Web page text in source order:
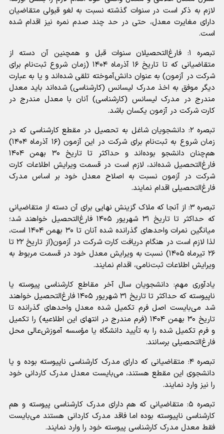
لازم به ذکر است در سنوات گذشته نسبت به لغو قبولی متقاضیان
دارای مغایرت معدل، حتی در حد چند صدم نمره نیز اقدام شده
است.
تبصره ‌۱: فارغ‌التحصیلان سنوات قبل و همچنین آن دسته از
متقاضیانی که تا تاریخ ۱۶ آذرماه ۱۴۰۴ (زمان شروع ثبت‌نام برای
شرکت در آزمون) به عنوان دانش‌آموخته تلقی شده‌اند و یا به عبارت
دیگر موفق به اخذ مدرک لیسانس (کارشناسی) شده‌اند باید معدل‌
مندرج‌ در مدرک‌ لیسانس ‌(کارشناسی) آنان با معدل مندرج در
کارت شرکت در آزمون یکسان باشد.
تبصره ‌۲: دانشجویان‌ شاغل‌ به‌ تحصیل‌ در مقطع کارشناسی که در
زمان شروع به ثبت‌نام برای شرکت در این آزمون (۱۶ آذرماه ۱۴۰۴)
هم‌چنان دانشجو بوده‌اند و حداکثر تا تاریخ ۳۰ بهمن ۱۴۰۴
فارغ‌التحصیل شده‌اند، لازم است در قسمت ویرایش اطلاعات کارت
شرکت در آزمون نسبت به اصلاح معدل خود بر اساس مدرک
فارغ‌التحصیلی اقدام نمایند.
تبصره ۳: از آنجا که ملاک گزینش نهایی برای آن دسته از متقاضیانی
که حداکثر تا تاریخ ۳۱ شهریور ۱۴۰۵ فارغ‌التحصیل خواهند شد؛
میانگین نمرات واحدهای گذرانده شده آنان تا ۳۰ بهمن ۱۴۰۴ است،
لذا لازم است در هنگام دریافت کارت شرکت در آزمون(از تاریخ ۲۲ تا
۲۶ تیرماه ۱۴۰۵) نسبت به ویرایش معدل خود در قسمت مربوط به
ویرایش اطلاعات ثبت‌نامی، اقدام نمایند.
یادآوری مهم: دانشجویان سال آخر مقاطع کارشناسی پیوسته یا
ناپیوسته که حداکثر تا تاریخ ۳۱ شهریور ۱۴۰۵ فارغ‌التحصیل خواهند
شد می‌بایست اصل فرم تکمیل شده معدل واحدهای گذرانده تا
تاریخ ۳۰ بهمن ۱۴۰۴ (فرم مندرج در انتهای این اطلاعیه) را تکمیل
و فرم تکمیل شده را به تأیید دانشگاه یا مؤسسه آموزش‌عالی محل
فارغ‌التحصیلی برسانند.
تبصره ‌۴: متقاضیانی که دارای مدرک کارشناسی ناپیوسته بوده و یا
دانشجوی این مقطع هستند، می‌بایست معدل مدرک کاردانی خود
را نیز وارد نمایند.
تبصره ۵: متقاضیانی که هم دارای مدرک کارشناسی پیوسته و هم
کارشناسی ناپیوسته بوده اما فاقد مدرک کاردانی هستند می‌بایست
فقط معدل مدرک کارشناسی پیوسته خود را وارد نمایند.